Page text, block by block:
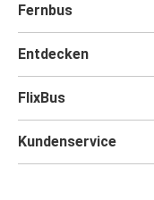
Fernbus
Entdecken
FlixBus
Kundenservice